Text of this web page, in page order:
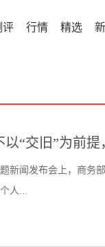
评 行情 精选
“交旧”为前提
新闻发布会上，商务
人...